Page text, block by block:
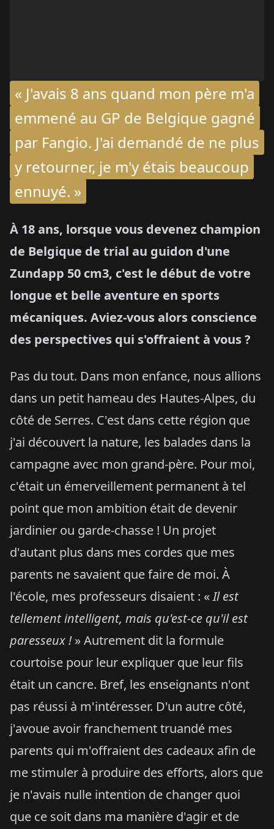
« J'avais 8 ans quand mon père m'a
emmené au GP de Belgique gagné
par Fangio. J'ai demandé de ne plus
y retourner, je m'y étais beaucoup
ennuyé. »
À 18 ans, lorsque vous devenez champion
de Belgique de trial au guidon d'une
Zundapp 50 cm3, c'est le début de votre
longue et belle aventure en sports
mécaniques. Aviez-vous alors conscience
des perspectives qui s'offraient à vous ?
Pas du tout. Dans mon enfance, nous allions
dans un petit hameau des Hautes-Alpes, du
côté de Serres. C'est dans cette région que
j'ai découvert la nature, les balades dans la
campagne avec mon grand-père. Pour moi,
c'était un émerveillement permanent à tel
point que mon ambition était de devenir
jardinier ou garde-chasse ! Un projet
d'autant plus dans mes cordes que mes
parents ne savaient que faire de moi. À
l'école, mes professeurs disaient : «Il est
tellement intelligent, mais qu'est-ce qu'il est
paresseux !» Autrement dit la formule
courtoise pour leur expliquer que leur fils
était un cancre. Bref, les enseignants n'ont
pas réussi à m'intéresser. D'un autre côté,
j'avoue avoir franchement truandé mes
parents qui m'offraient des cadeaux afin de
me stimuler à produire des efforts, alors que
je n'avais nulle intention de changer quoi
que ce soit dans ma manière d'agir et de